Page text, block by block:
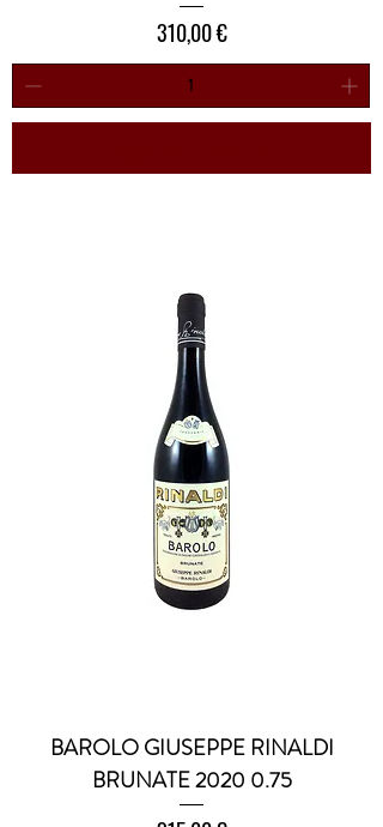
Prezzo
310,00 €
BAROLO GIUSEPPE RINALDI
BRUNATE 2020 0.75